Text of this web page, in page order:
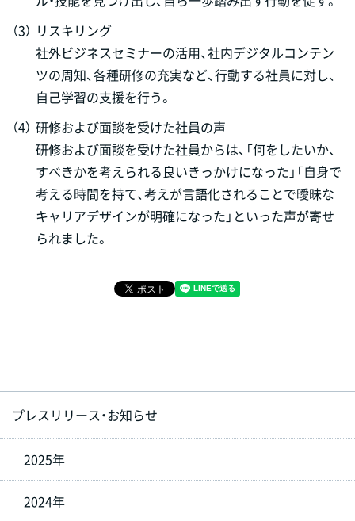
（3） リスキリング
社外ビジネスセミナーの活用、社内デジタルコンテン
ツの周知、各種研修の充実など、行動する社員に対し、
自己学習の支援を行う。
（4） 研修および面談を受けた社員の声
研修および面談を受けた社員からは、「何をしたいか、
すべきかを考えられる良いきっかけになった」「自身で
考える時間を持て、考えが言語化されることで曖昧な
キャリアデザインが明確になった」といった声が寄せ
られました。
プレスリリース・お知らせ
2025年
2024年